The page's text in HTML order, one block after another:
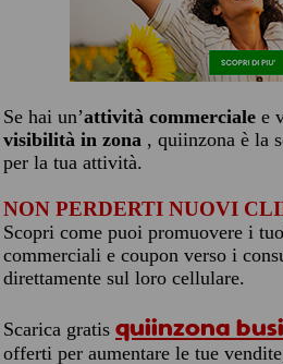
Se hai un’attività commerciale e
visibilità in zona , quiinzona è la
per la tua attività.
NON PERDERTI NUOVI
Scopri come puoi promuovere i
commerciali e coupon verso i
direttamente sul loro cellulare.
Scarica gratis quiinzona
offerti per aumentare le tue